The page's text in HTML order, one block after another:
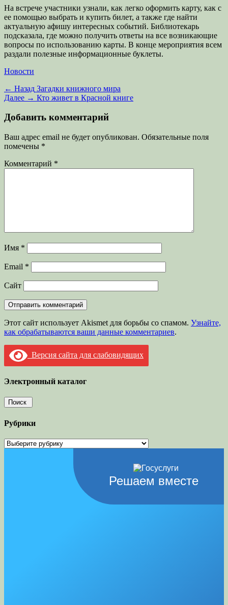
На встрече участники узнали, как легко оформить карту, как с
ее помощью выбрать и купить билет, а также где найти
актуальную афишу интересных событий. Библиотекарь
подсказала, где можно получить ответы на все возникающие
вопросы по использованию карты. В конце мероприятия всем
раздали полезные информационные буклеты.
Категории
Новости
Навигация
по
записям
← Назад Предыдущая
запись:
Загадки книжного мира
Далее → Следующая
Кто живет в Красной книге
Добавить комментарий
Ваш адрес email не будет опубликован. Обязательные поля
помечены *
Комментарий *
Имя *
Email *
Сайт
Этот сайт использует Akismet для борьбы со спамом. Узнайте,
как обрабатываются ваши данные комментариев.
Версия сайта для слабовидящих
Электронный каталог
Рубрики
Рубрики
Решаем вместе